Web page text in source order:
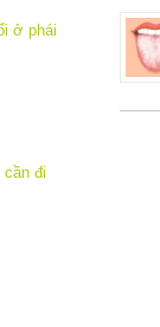
ở phái
cần đi